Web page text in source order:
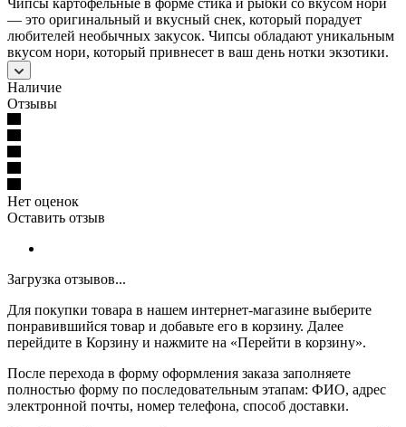
— это оригинальный и вкусный снек, который порадует
любителей необычных закусок. Чипсы обладают уникальным
вкусом нори, который привнесет в ваш день нотки экзотики.
Наличие
Отзывы
Нет оценок
Оставить отзыв
Загрузка отзывов...
Для покупки товара в нашем интернет-магазине выберите
понравившийся товар и добавьте его в корзину. Далее
перейдите в Корзину и нажмите на «Перейти в корзину».
После перехода в форму оформления заказа заполняете
полностью форму по последовательным этапам: ФИО, адрес
электронной почты, номер телефона, способ доставки.